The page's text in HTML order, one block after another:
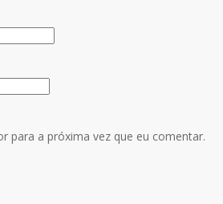
para a próxima vez que eu comentar.